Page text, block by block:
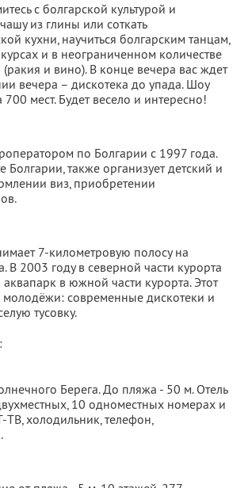
с болгарской культурой и
из глины или соткать
кухни, научиться болгарским танцам,
и в неограниченном количестве
и вино). В конце вечера вас ждет
вечера – дискотека до упада. Шоу
мест. Будет весело и интересно!
по Болгарии с 1997 года.
также организует детский и
виз, приобретении
7-километровую полосу на
2003 году в северной части курорта
в южной части курорта. Этот
современные дискотеки и
тусовку.
Берега. До пляжа - 50 м. Отель
10 одноместных номерах и
холодильник, телефон,